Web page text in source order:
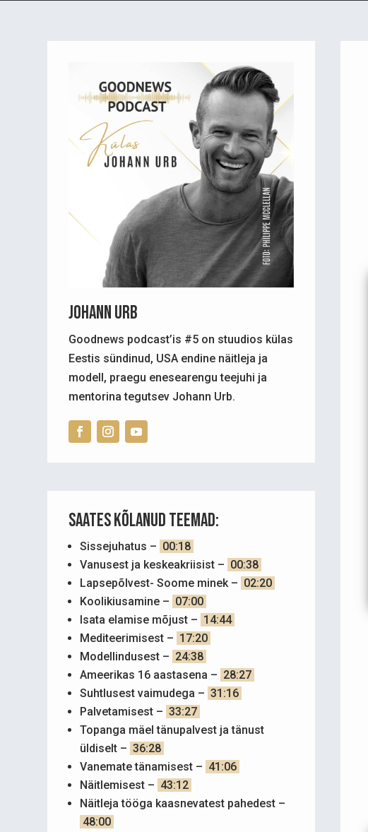
Johann Urb
Goodnews podcast’is #5 on stuudios külas
Eestis sündinud, USA endine näitleja ja
modell, praegu enesearengu teejuhi ja
mentorina tegutsev Johann Urb.
SAATES KÕLANUD TEEMAD:
Sissejuhatus – 00:18
Vanusest ja keskeakriisist – 00:38
Lapsepõlvest- Soome minek – 02:20
Koolikiusamine – 07:00
Isata elamise mõjust – 14:44
Mediteerimisest – 17:20
Modellindusest – 24:38
Ameerikas 16 aastasena – 28:27
Suhtlusest vaimudega – 31:16
Palvetamisest – 33:27
Topanga mäel tänupalvest ja tänust
üldiselt – 36:28
Vanemate tänamisest – 41:06
Näitlemisest – 43:12
Näitleja tööga kaasnevatest pahedest –
48:00